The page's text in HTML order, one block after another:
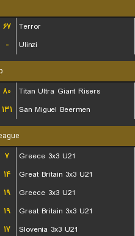
۶۷
Terror
- Ulinzi
۸۰
Titan Ultra Giant Risers
۱۳۱ San Miguel Beermen
۷
Greece 3x3 U21
۱۴
Great Britain 3x3 U21
۱۹
Greece 3x3 U21
۱۹
Great Britain 3x3 U21
۱۷
Slovenia 3x3 U21